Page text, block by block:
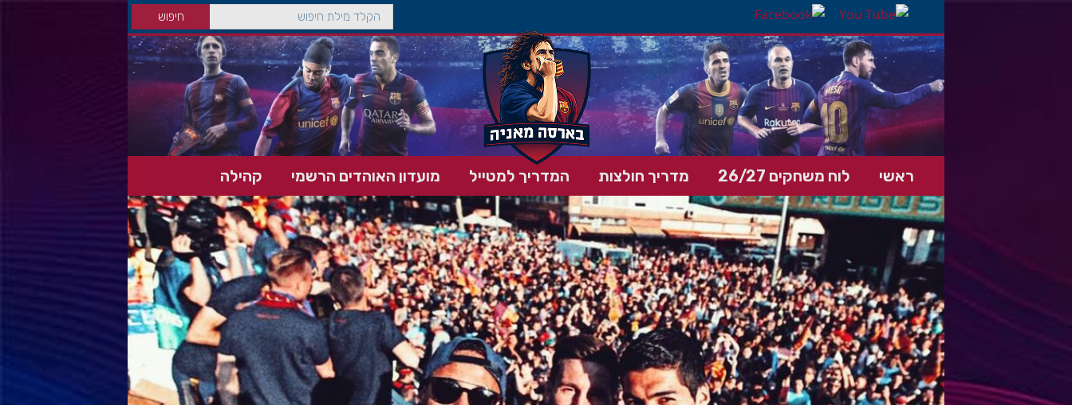
ראשי לוח משחקים 26/27 מדריך חולצות המדריך למטייל מועדון האוהדים הרשמי קהילה